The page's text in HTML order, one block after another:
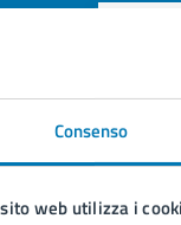
Consenso
web utilizza i
Valuta